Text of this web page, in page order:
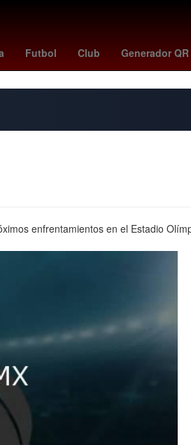
Futbol Club Generador QR
change org argentina mundial
enfrentamientos en el Estadio